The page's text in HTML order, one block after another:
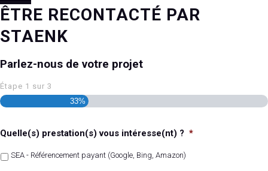
ÊTRE RECONTACTÉ PAR
STAENK
Parlez-nous de votre projet
Étape 1 sur 3
33%
Quelle(s) prestation(s) vous intéresse(nt) ? *
SEA - Référencement payant (Google, Bing, Amazon)